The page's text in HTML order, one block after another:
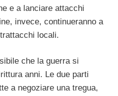
e a lanciare attacchi
invece, continueranno a
locali.
che la guerra si
anni. Le due parti
a negoziare una tregua,